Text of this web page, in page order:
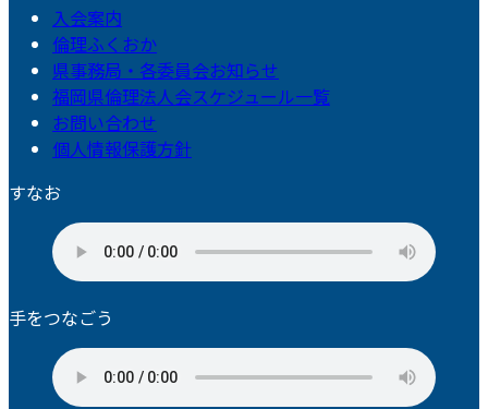
入会案内
倫理ふくおか
県事務局・各委員会お知らせ
福岡県倫理法人会スケジュール一覧
お問い合わせ
個人情報保護方針
すなお
手をつなごう